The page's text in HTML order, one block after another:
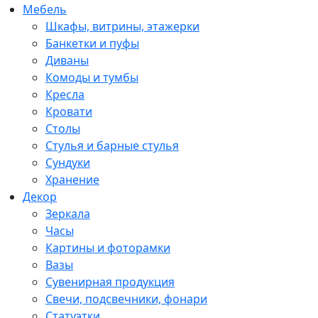
Мебель
Шкафы, витрины, этажерки
Банкетки и пуфы
Диваны
Комоды и тумбы
Кресла
Кровати
Столы
Стулья и барные стулья
Сундуки
Хранение
Декор
Зеркала
Часы
Картины и фоторамки
Вазы
Сувенирная продукция
Свечи, подсвечники, фонари